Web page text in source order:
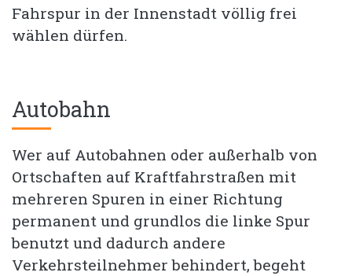
Fahrspur in der Innenstadt völlig frei
wählen dürfen.
Autobahn
Wer auf Autobahnen oder außerhalb von
Ortschaften auf Kraftfahrstraßen mit
mehreren Spuren in einer Richtung
permanent und grundlos die linke Spur
benutzt und dadurch andere
Verkehrsteilnehmer behindert, begeht